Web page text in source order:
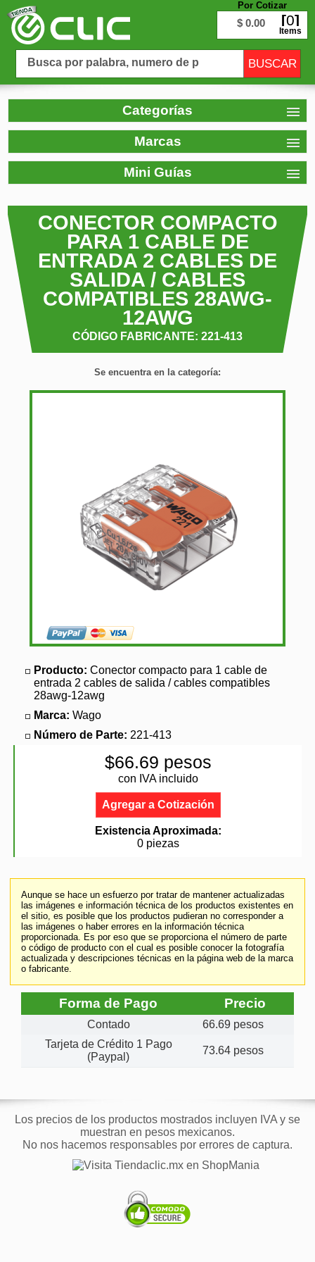
Por Cotizar
$ 0.00 0
Items
Categorías
Marcas
Mini Guías
CONECTOR COMPACTO
PARA 1 CABLE DE
ENTRADA 2 CABLES DE
SALIDA / CABLES
COMPATIBLES 28AWG-
12AWG
CÓDIGO FABRICANTE: 221-413
Se encuentra en la categoría:
Producto: Conector compacto para 1 cable de
entrada 2 cables de salida / cables compatibles
28awg-12awg
Marca: Wago
Número de Parte: 221-413
$66.69 pesos
con IVA incluido
Agregar a Cotización
Existencia Aproximada:
0 piezas
Aunque se hace un esfuerzo por tratar de mantener actualizadas
las imágenes e información técnica de los productos existentes en
el sitio, es posible que los productos pudieran no corresponder a
las imágenes o haber errores en la información técnica
proporcionada. Es por eso que se proporciona el número de parte
o código de producto con el cual es posible conocer la fotografía
actualizada y descripciones técnicas en la página web de la marca
o fabricante.
Forma de Pago Precio
Contado
66.69 pesos
Tarjeta de Crédito 1 Pago
(Paypal)
73.64 pesos
Los precios de los productos mostrados incluyen IVA y se
muestran en pesos mexicanos.
No nos hacemos responsables por errores de captura.